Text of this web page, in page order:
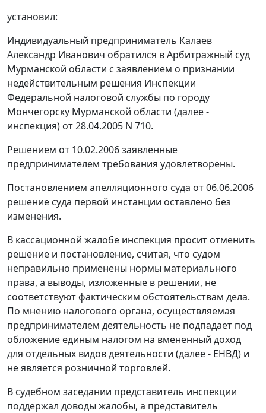
установил:
Индивидуальный предприниматель Калаев
Александр Иванович обратился в Арбитражный суд
Мурманской области с заявлением о признании
недействительным решения Инспекции
Федеральной налоговой службы по городу
Мончегорску Мурманской области (далее -
инспекция) от 28.04.2005 N 710.
Решением от 10.02.2006 заявленные
предпринимателем требования удовлетворены.
Постановлением апелляционного суда от 06.06.2006
решение суда первой инстанции оставлено без
изменения.
В кассационной жалобе инспекция просит отменить
решение и постановление, считая, что судом
неправильно применены нормы материального
права, а выводы, изложенные в решении, не
соответствуют фактическим обстоятельствам дела.
По мнению налогового органа, осуществляемая
предпринимателем деятельность не подпадает под
обложение единым налогом на вмененный доход
для отдельных видов деятельности (далее - ЕНВД) и
не является розничной торговлей.
В судебном заседании представитель инспекции
поддержал доводы жалобы, а представитель